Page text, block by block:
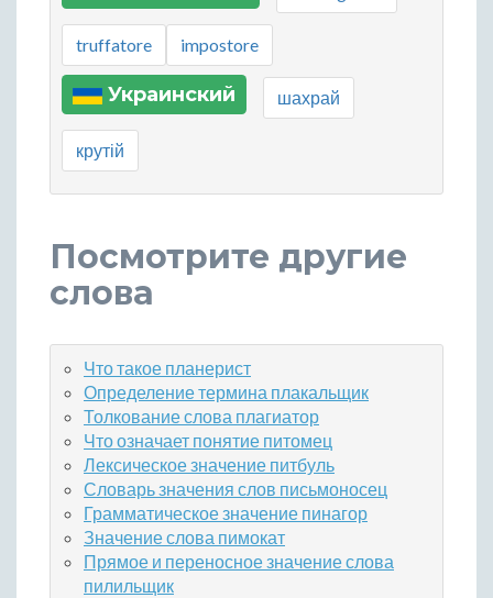
truffatore impostore
Украинский шахрай
крутій
Посмотрите другие
слова
Что такое планерист
Определение термина плакальщик
Толкование слова плагиатор
Что означает понятие питомец
Лексическое значение питбуль
Словарь значения слов письмоносец
Грамматическое значение пинагор
Значение слова пимокат
Прямое и переносное значение слова
пилильщик